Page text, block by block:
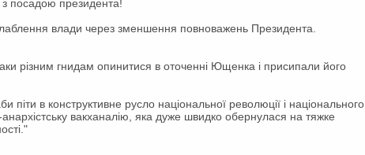
з посадою президента!
влади через зменшення повноважень Президента.
різним гнидам опинитися в оточенні Ющенка і присипали його
піти в конструктивне русло національної революції і національного
вакханалію, яка дуже швидко обернулася на тяжке